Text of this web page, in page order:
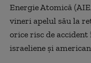
Energie Atomică
vineri apelul său la
orice risc de
israeliene şi